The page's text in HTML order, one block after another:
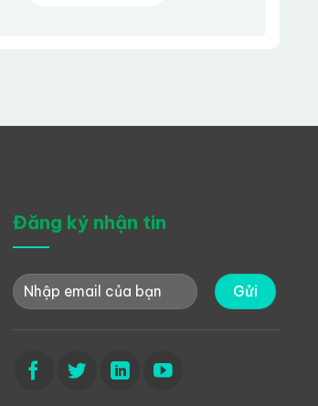
Đăng ký nhận tin